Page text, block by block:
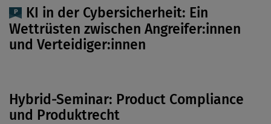
KI in der Cybersicherheit: Ein
Wettrüsten ­zwischen Angreifer:innen
und Verteidiger:innen
Hybrid-Seminar: Product Compliance
und Produktrecht